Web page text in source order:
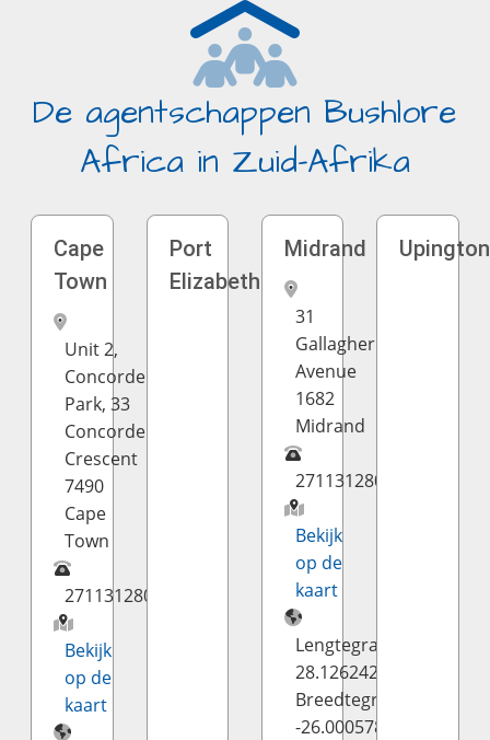
De agentschappen Bushlore
Africa in Zuid-Afrika
Cape
Town
Unit 2,
Concorde
Park, 33
Concorde
Crescent
7490
Cape
Town
27113128084
Bekijk
op de
kaart
Port
Elizabeth
Midrand
31
Gallagher
Avenue
1682
Midrand
27113128084
Bekijk
op de
kaart
Lengtegraad:
28.126242
Breedtegraad:
-26.000578
Upington